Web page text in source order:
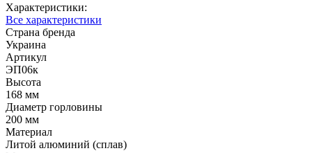
Характеристики:
Все характеристики
Страна бренда
Украина
Артикул
ЭП06к
Высота
168 мм
Диаметр горловины
200 мм
Материал
Литой алюминий (сплав)